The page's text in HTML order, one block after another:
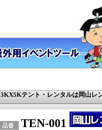
3KX5Kテント・レンタルは岡山レ
TEN-001